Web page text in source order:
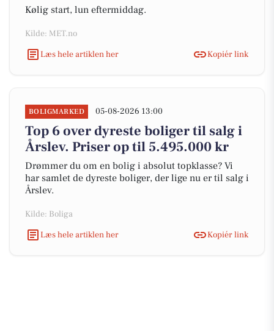
Kølig start, lun eftermiddag.
Kilde: MET.no
Læs hele artiklen her
Kopiér link
BOLIGMARKED 05-08-2026 13:00
Top 6 over dyreste boliger til salg i
Årslev. Priser op til 5.495.000 kr
Drømmer du om en bolig i absolut topklasse? Vi
har samlet de dyreste boliger, der lige nu er til salg i
Årslev.
Kilde: Boliga
Læs hele artiklen her
Kopiér link